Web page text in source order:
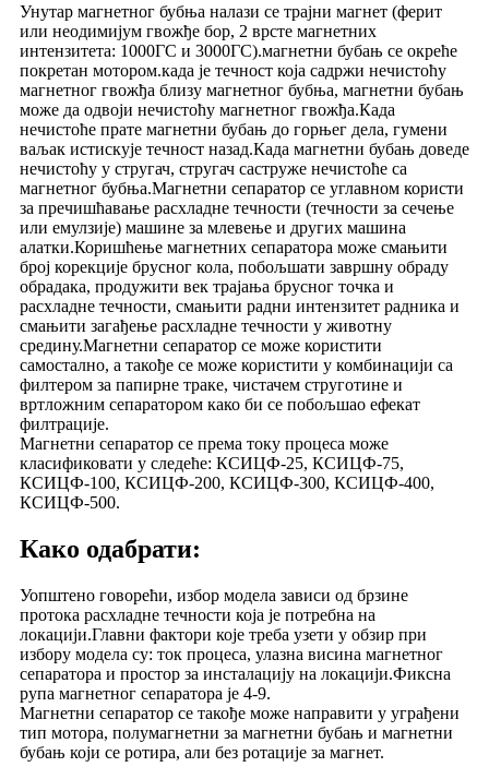
Унутар магнетног бубња налази се трајни магнет (ферит
или неодимијум гвожђе бор, 2 врсте магнетних
интензитета: 1000ГС и 3000ГС).магнетни бубањ се окреће
покретан мотором.када је течност која садржи нечистоћу
магнетног гвожђа близу магнетног бубња, магнетни бубањ
може да одвоји нечистоћу магнетног гвожђа.Када
нечистоће прате магнетни бубањ до горњег дела, гумени
ваљак истискује течност назад.Када магнетни бубањ доведе
нечистоћу у стругач, стругач саструже нечистоће са
магнетног бубња.Магнетни сепаратор се углавном користи
за пречишћавање расхладне течности (течности за сечење
или емулзије) машине за млевење и других машина
алатки.Коришћење магнетних сепаратора може смањити
број корекције брусног кола, побољшати завршну обраду
обрадака, продужити век трајања брусног точка и
расхладне течности, смањити радни интензитет радника и
смањити загађење расхладне течности у животну
средину.Магнетни сепаратор се може користити
самостално, а такође се може користити у комбинацији са
филтером за папирне траке, чистачем струготине и
вртложним сепаратором како би се побољшао ефекат
филтрације.
Магнетни сепаратор се према току процеса може
класификовати у следеће: КСИЦФ-25, КСИЦФ-75,
КСИЦФ-100, КСИЦФ-200, КСИЦФ-300, КСИЦФ-400,
КСИЦФ-500.
Како одабрати:
Уопштено говорећи, избор модела зависи од брзине
протока расхладне течности која је потребна на
локацији.Главни фактори које треба узети у обзир при
избору модела су: ток процеса, улазна висина магнетног
сепаратора и простор за инсталацију на локацији.Фиксна
рупа магнетног сепаратора је 4-9.
Магнетни сепаратор се такође може направити у уграђени
тип мотора, полумагнетни за магнетни бубањ и магнетни
бубањ који се ротира, али без ротације за магнет.